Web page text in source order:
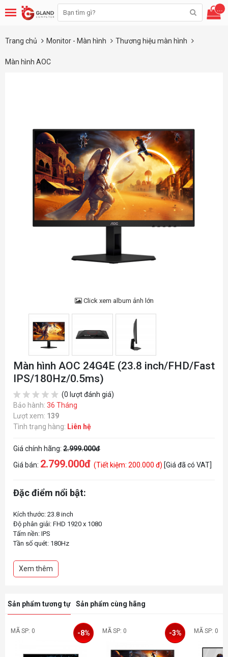
...
Trang chủ Monitor - Màn hình Thương hiệu màn hình
Màn hình AOC
Click xem album ảnh lớn
Màn hình AOC 24G4E (23.8 inch/FHD/Fast
IPS/180Hz/0.5ms)
(0 lượt đánh giá)
Bảo hành: 36 Tháng
Lượt xem: 139
Tình trạng hàng: Liên hệ
Giá chính hãng: 2.999.000đ
Giá bán: 2.799.000đ (Tiết kiệm: 200.000 đ) [Giá đã có VAT]
Đặc điểm nổi bật:
Kích thước: 23.8 inch
Độ phân giải: FHD 1920 x 1080
Tấm nền: IPS
Tần số quét: 180Hz
Độ sáng: 300 nits
Tỉ lệ tương phản: 1000:1
Xem thêm
Sản phẩm tương tự Sản phẩm cùng hãng
MÃ SP: 0 -8% MÃ SP: 0 -3% MÃ SP: 0